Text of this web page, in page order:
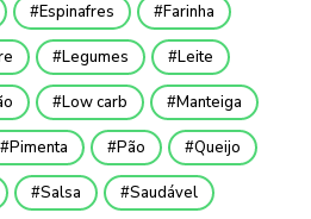
Espinafres Farinha
Legumes Leite
Low carb Manteiga
Pimenta Pão Queijo
Salsa Saudável